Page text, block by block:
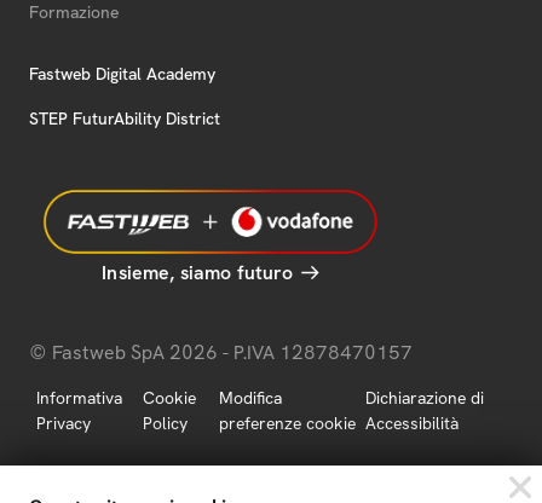
Formazione
Fastweb Digital Academy
STEP FuturAbility District
Insieme, siamo futuro
© Fastweb SpA 2026 - P.IVA 12878470157
Informativa
Privacy
Cookie
Policy
Modifica
preferenze cookie
Dichiarazione di
Accessibilità